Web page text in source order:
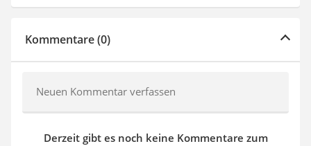
Kommentare (0)
Neuen Kommentar verfassen
Derzeit gibt es noch keine Kommentare zum